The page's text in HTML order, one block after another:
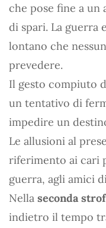
che pose fine a un
di spari. La guerra
lontano che
prevedere.
Il gesto compiuto
un tentativo di
impedire un
Le allusioni al
riferimento ai cari
guerra, agli amici
Nella seconda
indietro il tempo